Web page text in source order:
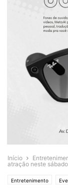
Início
atração neste
Entretenimento